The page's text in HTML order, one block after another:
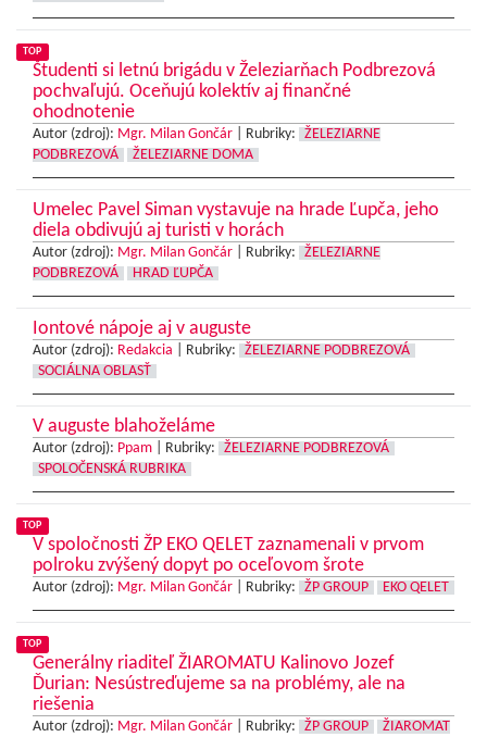
TOP
Študenti si letnú brigádu v Železiarňach Podbrezová
pochvaľujú. Oceňujú kolektív aj finančné
ohodnotenie
Autor (zdroj): Mgr. Milan Gončár Rubriky:
ŽELEZIARNE
PODBREZOVÁ
ŽELEZIARNE DOMA
Umelec Pavel Siman vystavuje na hrade Ľupča, jeho
diela obdivujú aj turisti v horách
Autor (zdroj): Mgr. Milan Gončár Rubriky:
ŽELEZIARNE
PODBREZOVÁ
HRAD ĽUPČA
Iontové nápoje aj v auguste
Autor (zdroj): Redakcia Rubriky:
ŽELEZIARNE PODBREZOVÁ
SOCIÁLNA OBLASŤ
V auguste blahoželáme
Autor (zdroj): Ppam Rubriky:
ŽELEZIARNE PODBREZOVÁ
SPOLOČENSKÁ RUBRIKA
TOP
V spoločnosti ŽP EKO QELET zaznamenali v prvom
polroku zvýšený dopyt po oceľovom šrote
Autor (zdroj): Mgr. Milan Gončár Rubriky: ŽP GROUP EKO QELET
TOP
Generálny riaditeľ ŽIAROMATU Kalinovo Jozef
Ďurian: Nesústreďujeme sa na problémy, ale na
riešenia
Autor (zdroj): Mgr. Milan Gončár Rubriky: ŽP GROUP
ŽIAROMAT